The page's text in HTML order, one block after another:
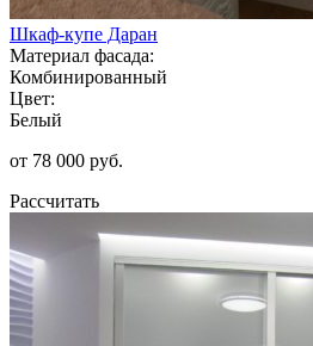
Шкаф-купе Даран
Материал фасада:
Комбинированный
Цвет:
Белый
от 78 000 руб.
Рассчитать